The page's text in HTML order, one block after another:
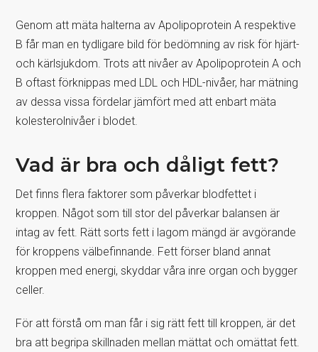
Genom att mäta halterna av Apolipoprotein A respektive
B får man en tydligare bild för bedömning av risk för hjärt-
och kärlsjukdom. Trots att nivåer av Apolipoprotein A och
B oftast förknippas med LDL och HDL-nivåer, har mätning
av dessa vissa fördelar jämfört med att enbart mäta
kolesterolnivåer i blodet.
Vad är bra och dåligt fett?
Det finns flera faktorer som påverkar blodfettet i
kroppen. Något som till stor del påverkar balansen är
intag av fett. Rätt sorts fett i lagom mängd är avgörande
för kroppens välbefinnande. Fett förser bland annat
kroppen med energi, skyddar våra inre organ och bygger
celler.
För att förstå om man får i sig rätt fett till kroppen, är det
bra att begripa skillnaden mellan mättat och omättat fett.